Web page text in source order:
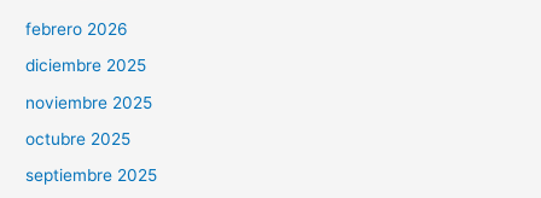
febrero 2026
diciembre 2025
noviembre 2025
octubre 2025
septiembre 2025